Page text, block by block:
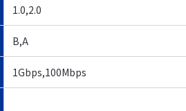
1.0,2.0
B,A
1Gbps,100Mbps